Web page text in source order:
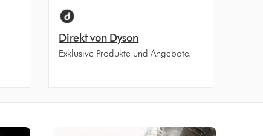
Direkt von Dyson
Exklusive Produkte und Angebote.